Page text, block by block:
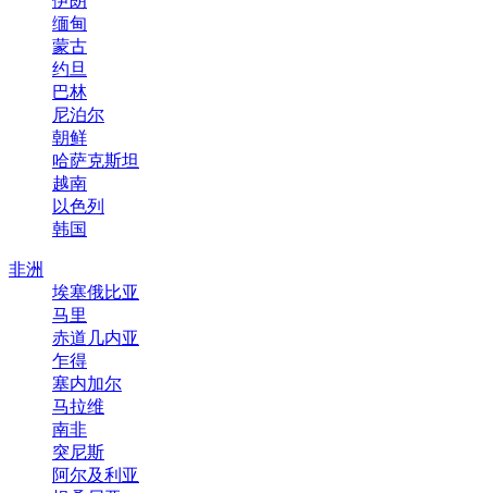
缅甸
蒙古
约旦
巴林
尼泊尔
朝鲜
哈萨克斯坦
越南
以色列
韩国
非洲
埃塞俄比亚
马里
赤道几内亚
乍得
塞内加尔
马拉维
南非
突尼斯
阿尔及利亚